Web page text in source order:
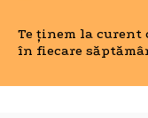
Te ținem la curent
în fiecare